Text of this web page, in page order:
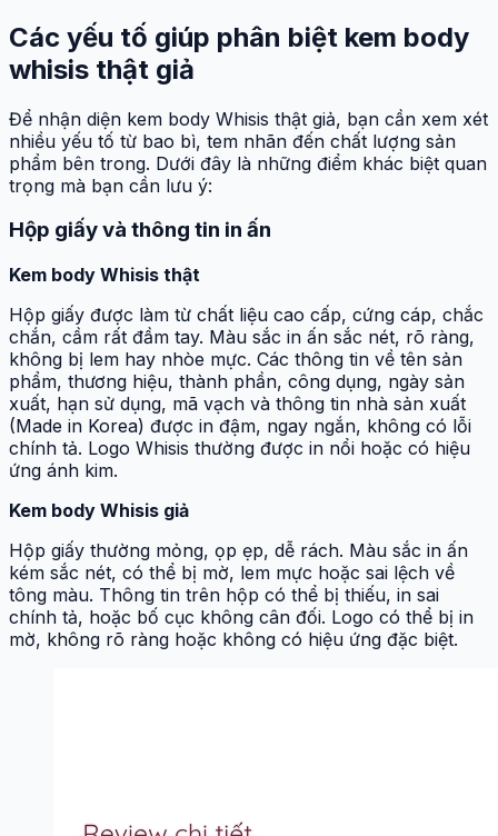
Các yếu tố giúp phân biệt kem body
whisis thật giả
Để nhận diện kem body Whisis thật giả, bạn cần xem xét
nhiều yếu tố từ bao bì, tem nhãn đến chất lượng sản
phẩm bên trong. Dưới đây là những điểm khác biệt quan
trọng mà bạn cần lưu ý:
Hộp giấy và thông tin in ấn
Kem body Whisis thật
Hộp giấy được làm từ chất liệu cao cấp, cứng cáp, chắc
chắn, cầm rất đầm tay. Màu sắc in ấn sắc nét, rõ ràng,
không bị lem hay nhòe mực. Các thông tin về tên sản
phẩm, thương hiệu, thành phần, công dụng, ngày sản
xuất, hạn sử dụng, mã vạch và thông tin nhà sản xuất
(Made in Korea) được in đậm, ngay ngắn, không có lỗi
chính tả. Logo Whisis thường được in nổi hoặc có hiệu
ứng ánh kim.
Kem body Whisis giả
Hộp giấy thường mỏng, ọp ẹp, dễ rách. Màu sắc in ấn
kém sắc nét, có thể bị mờ, lem mực hoặc sai lệch về
tông màu. Thông tin trên hộp có thể bị thiếu, in sai
chính tả, hoặc bố cục không cân đối. Logo có thể bị in
mờ, không rõ ràng hoặc không có hiệu ứng đặc biệt.